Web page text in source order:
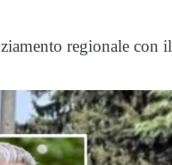
regionale con il